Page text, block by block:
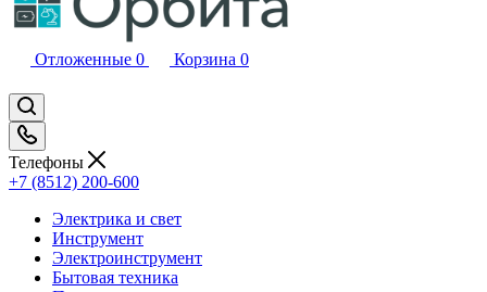
Отложенные 0 Корзина 0
Телефоны
+7 (8512) 200-600
Электрика и свет
Инструмент
Электроинструмент
Бытовая техника